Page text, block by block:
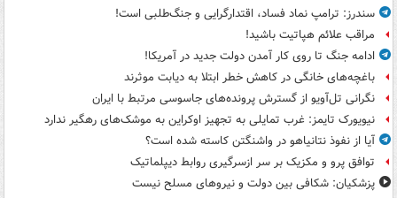
سندرز: ترامپ نماد فساد، اقتدارگرایی و جنگ‌طلبی است!
مراقب علائم هپاتیت باشید!
ادامه جنگ تا روی کار آمدن دولت جدید در آمریکا!
باغچه‌های خانگی در کاهش خطر ابتلا به دیابت موثرند
نگرانی تل‌آویو از گسترش پرونده‌های جاسوسی مرتبط با ایران
نیویورک تایمز: غرب تمایلی به تجهیز اوکراین به موشک‌های رهگیر ندارد
آیا از نفوذ نتانیاهو در واشنگتن کاسته شده است؟
توافق پرو و مکزیک بر سر ازسرگیری روابط دیپلماتیک
پزشکیان: شکافی بین دولت و نیروهای مسلح نیست